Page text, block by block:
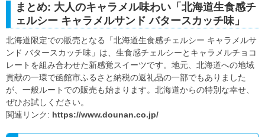
まとめ: 大人のキャラメル味わい「北海道生食感チ
ェルシー キャラメルサンド バタースカッチ味」
北海道限定での販売となる「北海道生食感チェルシー キャラメルサ
ンド バタースカッチ味」は、生食感チェルシーとキャラメルチョコ
レートを組み合わせた新感覚スイーツです。地元、北海道への地域
貢献の一環で函館市ふるさと納税の返礼品の一部でもありました
が、一般ルートでの販売も始まります。北海道からの特別な幸せ、
ぜひお試しください。
関連リンク: https://www.dounan.co.jp/